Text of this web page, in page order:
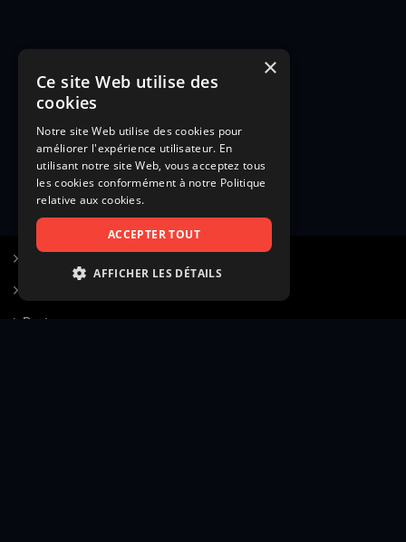
Poster une annonce
×
Ce site Web utilise des
cookies
Notre site Web utilise des cookies pour
améliorer l'expérience utilisateur. En
utilisant notre site Web, vous acceptez tous
les cookies conformément à notre Politique
relative aux cookies.
ACCEPTER TOUT
AFFICHER LES DÉTAILS